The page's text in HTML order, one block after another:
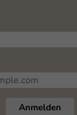
Anmelden